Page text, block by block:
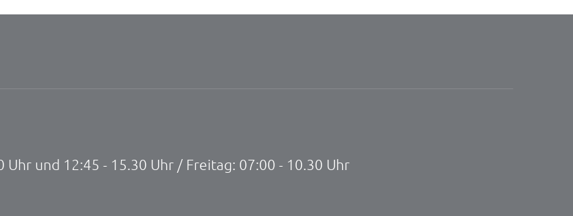
und 12:45 - 15.30 Uhr / Freitag: 07:00 - 10.30 Uhr